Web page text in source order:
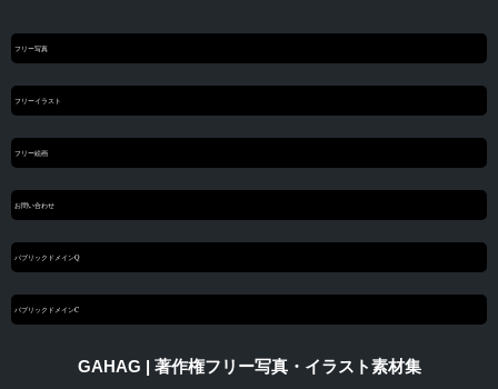
フリー写真
フリーイラスト
フリー絵画
お問い合わせ
パブリックドメインQ
パブリックドメインC
GAHAG | 著作権フリー写真・イラスト素材集